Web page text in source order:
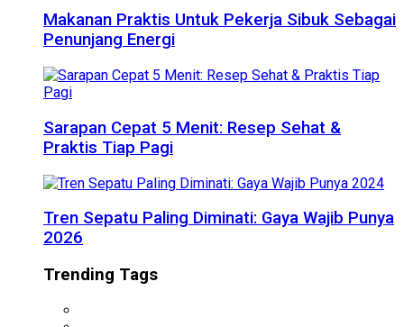
Makanan Praktis Untuk Pekerja Sibuk Sebagai
Penunjang Energi
Sarapan Cepat 5 Menit: Resep Sehat &
Praktis Tiap Pagi
Tren Sepatu Paling Diminati: Gaya Wajib Punya
2026
Trending Tags